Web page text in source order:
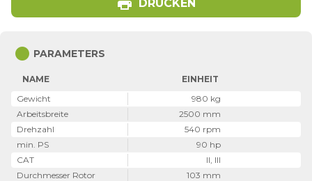
print DRUCKEN
circle PARAMETERS
NAME
EINHEIT
Gewicht
980 kg
Arbeitsbreite
2500 mm
Drehzahl
540 rpm
min. PS
90 hp
CAT
II, III
Durchmesser Rotor
103 mm